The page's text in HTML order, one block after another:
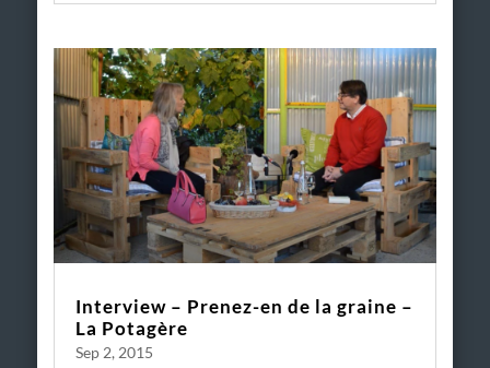
Interview – Prenez-en de la graine –
La Potagère
Sep 2, 2015